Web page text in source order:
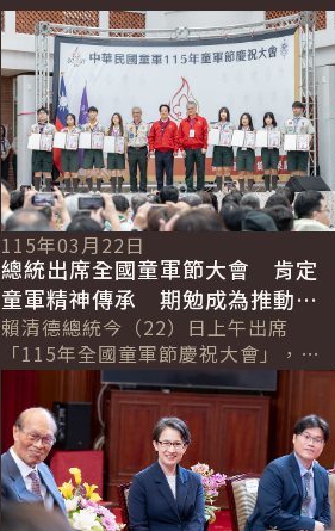
詳細內容
115年03月22日
總統出席全國童軍節大會 肯定
童軍精神傳承 期勉成為推動國
際交流及公共外交的重要軟實力
賴清德總統今（22）日上午出席
「115年全國童軍節慶祝大會」，肯
定童軍運動傳承日行一善、服務社會
精神，並成功爭取「2029年世界羅浮
大會」在...